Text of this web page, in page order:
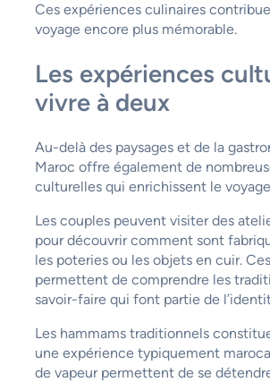
Ces expériences culinaires
voyage encore plus mémorable.
Les expériences
vivre à deux
Au-delà des paysages et de la
Maroc offre également de
culturelles qui enrichissent le
Les couples peuvent visiter des
pour découvrir comment sont
les poteries ou les objets en cuir.
permettent de comprendre les
savoir-faire qui font partie de
Les hammams traditionnels
une expérience typiquement
de vapeur permettent de se